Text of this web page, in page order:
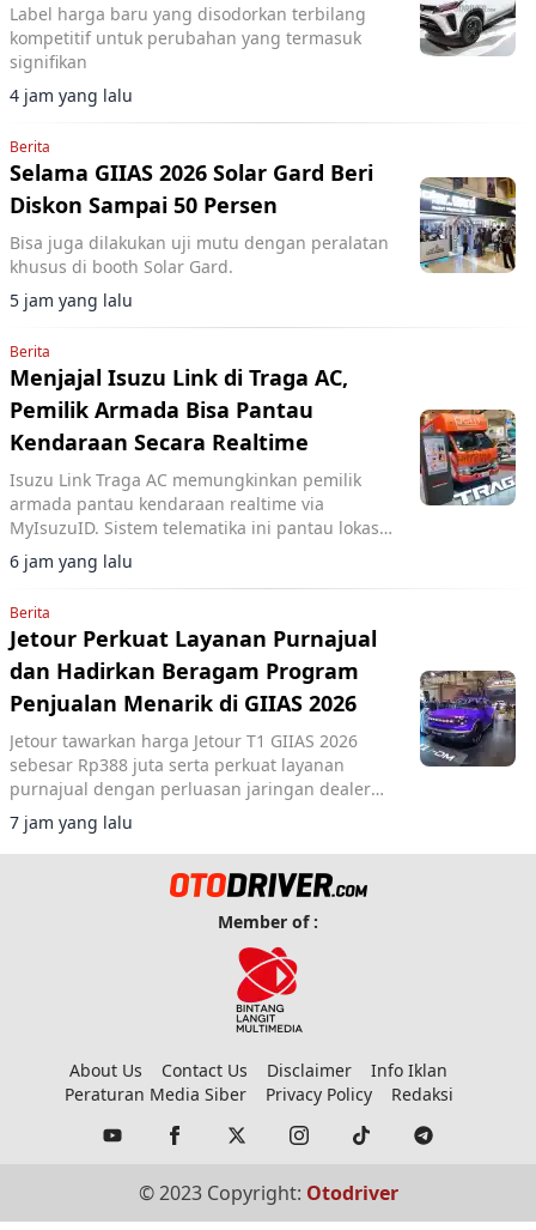
Label harga baru yang disodorkan terbilang
kompetitif untuk perubahan yang termasuk
signifikan
4 jam yang lalu
Berita
Selama GIIAS 2026 Solar Gard Beri
Diskon Sampai 50 Persen
Bisa juga dilakukan uji mutu dengan peralatan
khusus di booth Solar Gard.
5 jam yang lalu
Berita
Menjajal Isuzu Link di Traga AC,
Pemilik Armada Bisa Pantau
Kendaraan Secara Realtime
Isuzu Link Traga AC memungkinkan pemilik
armada pantau kendaraan realtime via
MyIsuzuID. Sistem telematika ini pantau lokasi,
kecepatan, dan operasional kendaraan.
6 jam yang lalu
Berita
Jetour Perkuat Layanan Purnajual
dan Hadirkan Beragam Program
Penjualan Menarik di GIIAS 2026
Jetour tawarkan harga Jetour T1 GIIAS 2026
sebesar Rp388 juta serta perkuat layanan
purnajual dengan perluasan jaringan dealer
hingga 40 showroom di GIIAS 2026.
7 jam yang lalu
Member of :
About Us Contact Us Disclaimer
Info Iklan
Peraturan Media Siber
Privacy Policy Redaksi
© 2023 Copyright: Otodriver